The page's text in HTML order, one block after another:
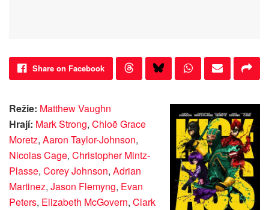
Share on Facebook
Režie: Matthew Vaughn
Hrají: Mark Strong, Chloë Grace
Moretz, Aaron Taylor-Johnson,
Nicolas Cage, Christopher Mintz-
Plasse, Corey Johnson, Adrian
Martinez, Jason Flemyng, Evan
Peters, Elizabeth McGovern, Clark